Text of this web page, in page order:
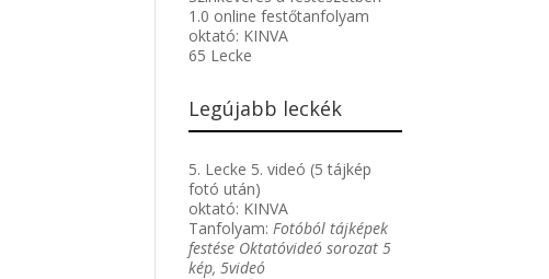
1.0 online festőtanfolyam
oktató: KINVA
65 Lecke
Legújabb leckék
5. Lecke 5. videó (5 tájkép
fotó után)
oktató: KINVA
Tanfolyam:Fotóból tájképek
festése Oktatóvideó sorozat 5
kép, 5videó